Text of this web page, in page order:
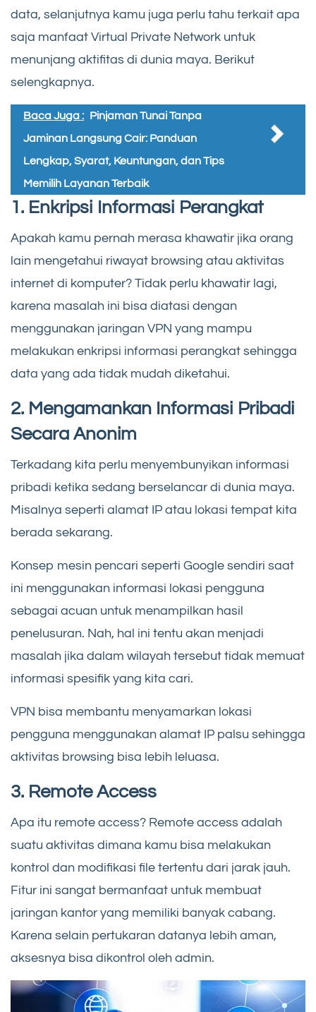
data, selanjutnya kamu juga perlu tahu terkait apa
saja manfaat Virtual Private Network untuk
menunjang aktifitas di dunia maya. Berikut
selengkapnya.
Baca Juga : Pinjaman Tunai Tanpa
Jaminan Langsung Cair: Panduan
Lengkap, Syarat, Keuntungan, dan Tips
Memilih Layanan Terbaik
1. Enkripsi Informasi Perangkat
Apakah kamu pernah merasa khawatir jika orang
lain mengetahui riwayat browsing atau aktivitas
internet di komputer? Tidak perlu khawatir lagi,
karena masalah ini bisa diatasi dengan
menggunakan jaringan VPN yang mampu
melakukan enkripsi informasi perangkat sehingga
data yang ada tidak mudah diketahui.
2. Mengamankan Informasi Pribadi
Secara Anonim
Terkadang kita perlu menyembunyikan informasi
pribadi ketika sedang berselancar di dunia maya.
Misalnya seperti alamat IP atau lokasi tempat kita
berada sekarang.
Konsep mesin pencari seperti Google sendiri saat
ini menggunakan informasi lokasi pengguna
sebagai acuan untuk menampilkan hasil
penelusuran. Nah, hal ini tentu akan menjadi
masalah jika dalam wilayah tersebut tidak memuat
informasi spesifik yang kita cari.
VPN bisa membantu menyamarkan lokasi
pengguna menggunakan alamat IP palsu sehingga
aktivitas browsing bisa lebih leluasa.
3. Remote Access
Apa itu remote access? Remote access adalah
suatu aktivitas dimana kamu bisa melakukan
kontrol dan modifikasi file tertentu dari jarak jauh.
Fitur ini sangat bermanfaat untuk membuat
jaringan kantor yang memiliki banyak cabang.
Karena selain pertukaran datanya lebih aman,
aksesnya bisa dikontrol oleh admin.